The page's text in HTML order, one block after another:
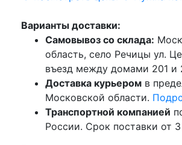
Варианты доставки:
Самовывоз со склада:
область, село Речицы ул.
въезд между домами 201 и
Доставка курьером в
Московской области.
Транспортной компанией
России. Срок поставки от